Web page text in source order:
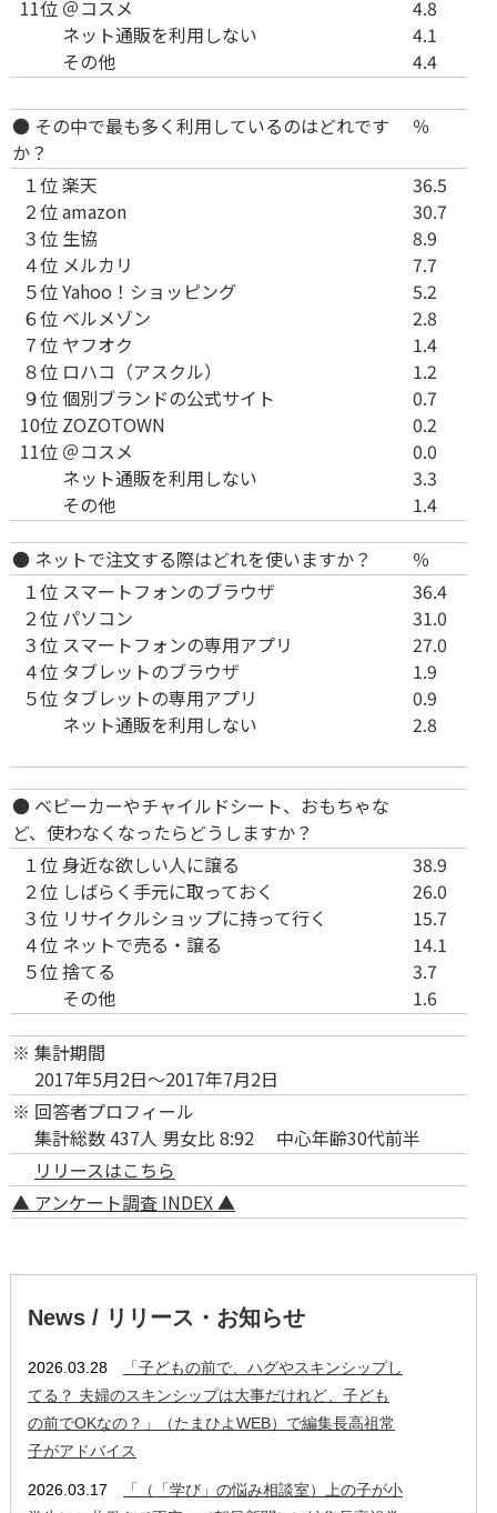
11位 ＠コスメ
ネット通販を利用しない
その他
4.8
4.1
4.4
● その中で最も多く利用しているのはどれです
か？
％
１位
２位
３位
４位
５位
６位
７位
８位
９位
10位
11位
楽天
amazon
生協
メルカリ
Yahoo！ショッピング
ベルメゾン
ヤフオク
ロハコ（アスクル）
個別ブランドの公式サイト
ZOZOTOWN
＠コスメ
ネット通販を利用しない
その他
36.5
30.7
8.9
7.7
5.2
2.8
1.4
1.2
0.7
0.2
0.0
3.3
1.4
● ネットで注文する際はどれを使いますか？
％
１位
２位
３位
４位
５位
スマートフォンのブラウザ
パソコン
スマートフォンの専用アプリ
タブレットのブラウザ
タブレットの専用アプリ
ネット通販を利用しない
36.4
31.0
27.0
1.9
0.9
2.8
● ベビーカーやチャイルドシート、おもちゃな
ど、使わなくなったらどうしますか？
１位
２位
３位
４位
５位
身近な欲しい人に譲る
しばらく手元に取っておく
リサイクルショップに持って行く
ネットで売る・譲る
捨てる
その他
38.9
26.0
15.7
14.1
3.7
1.6
※ 集計期間
2017年5月2日～2017年7月2日
※ 回答者プロフィール
集計総数 437人 男女比 8:92 中心年齢30代前半
リリースはこちら
▲ アンケート調査 INDEX ▲